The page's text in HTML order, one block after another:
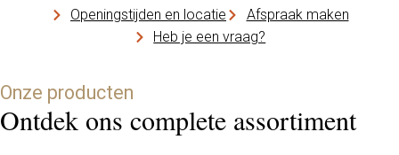
Openingstijden en locatie
Afspraak maken
Heb je een vraag?
Onze producten
Ontdek ons complete assortiment